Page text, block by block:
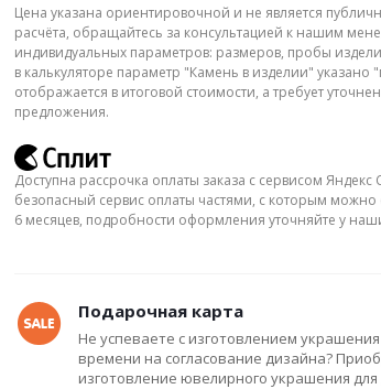
Цена указана ориентировочной и не является
расчёта, обращайтесь за консультацией к нашим
индивидуальных параметров: размеров, пробы
в калькуляторе параметр "Камень в изделии" указано
отображается в итоговой стоимости, а требует
предложения.
Доступна рассрочка оплаты заказа с сервисом Яндекс
безопасный сервис оплаты частями, с которым можно
6 месяцев, подробности оформления уточняйте у
Подарочная карта
Не успеваете с изготовлением
времени на согласование дизайна?
изготовление ювелирного украшения для